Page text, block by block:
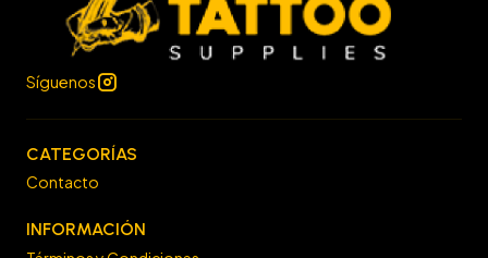
Síguenos
CATEGORÍAS
Contacto
INFORMACIÓN